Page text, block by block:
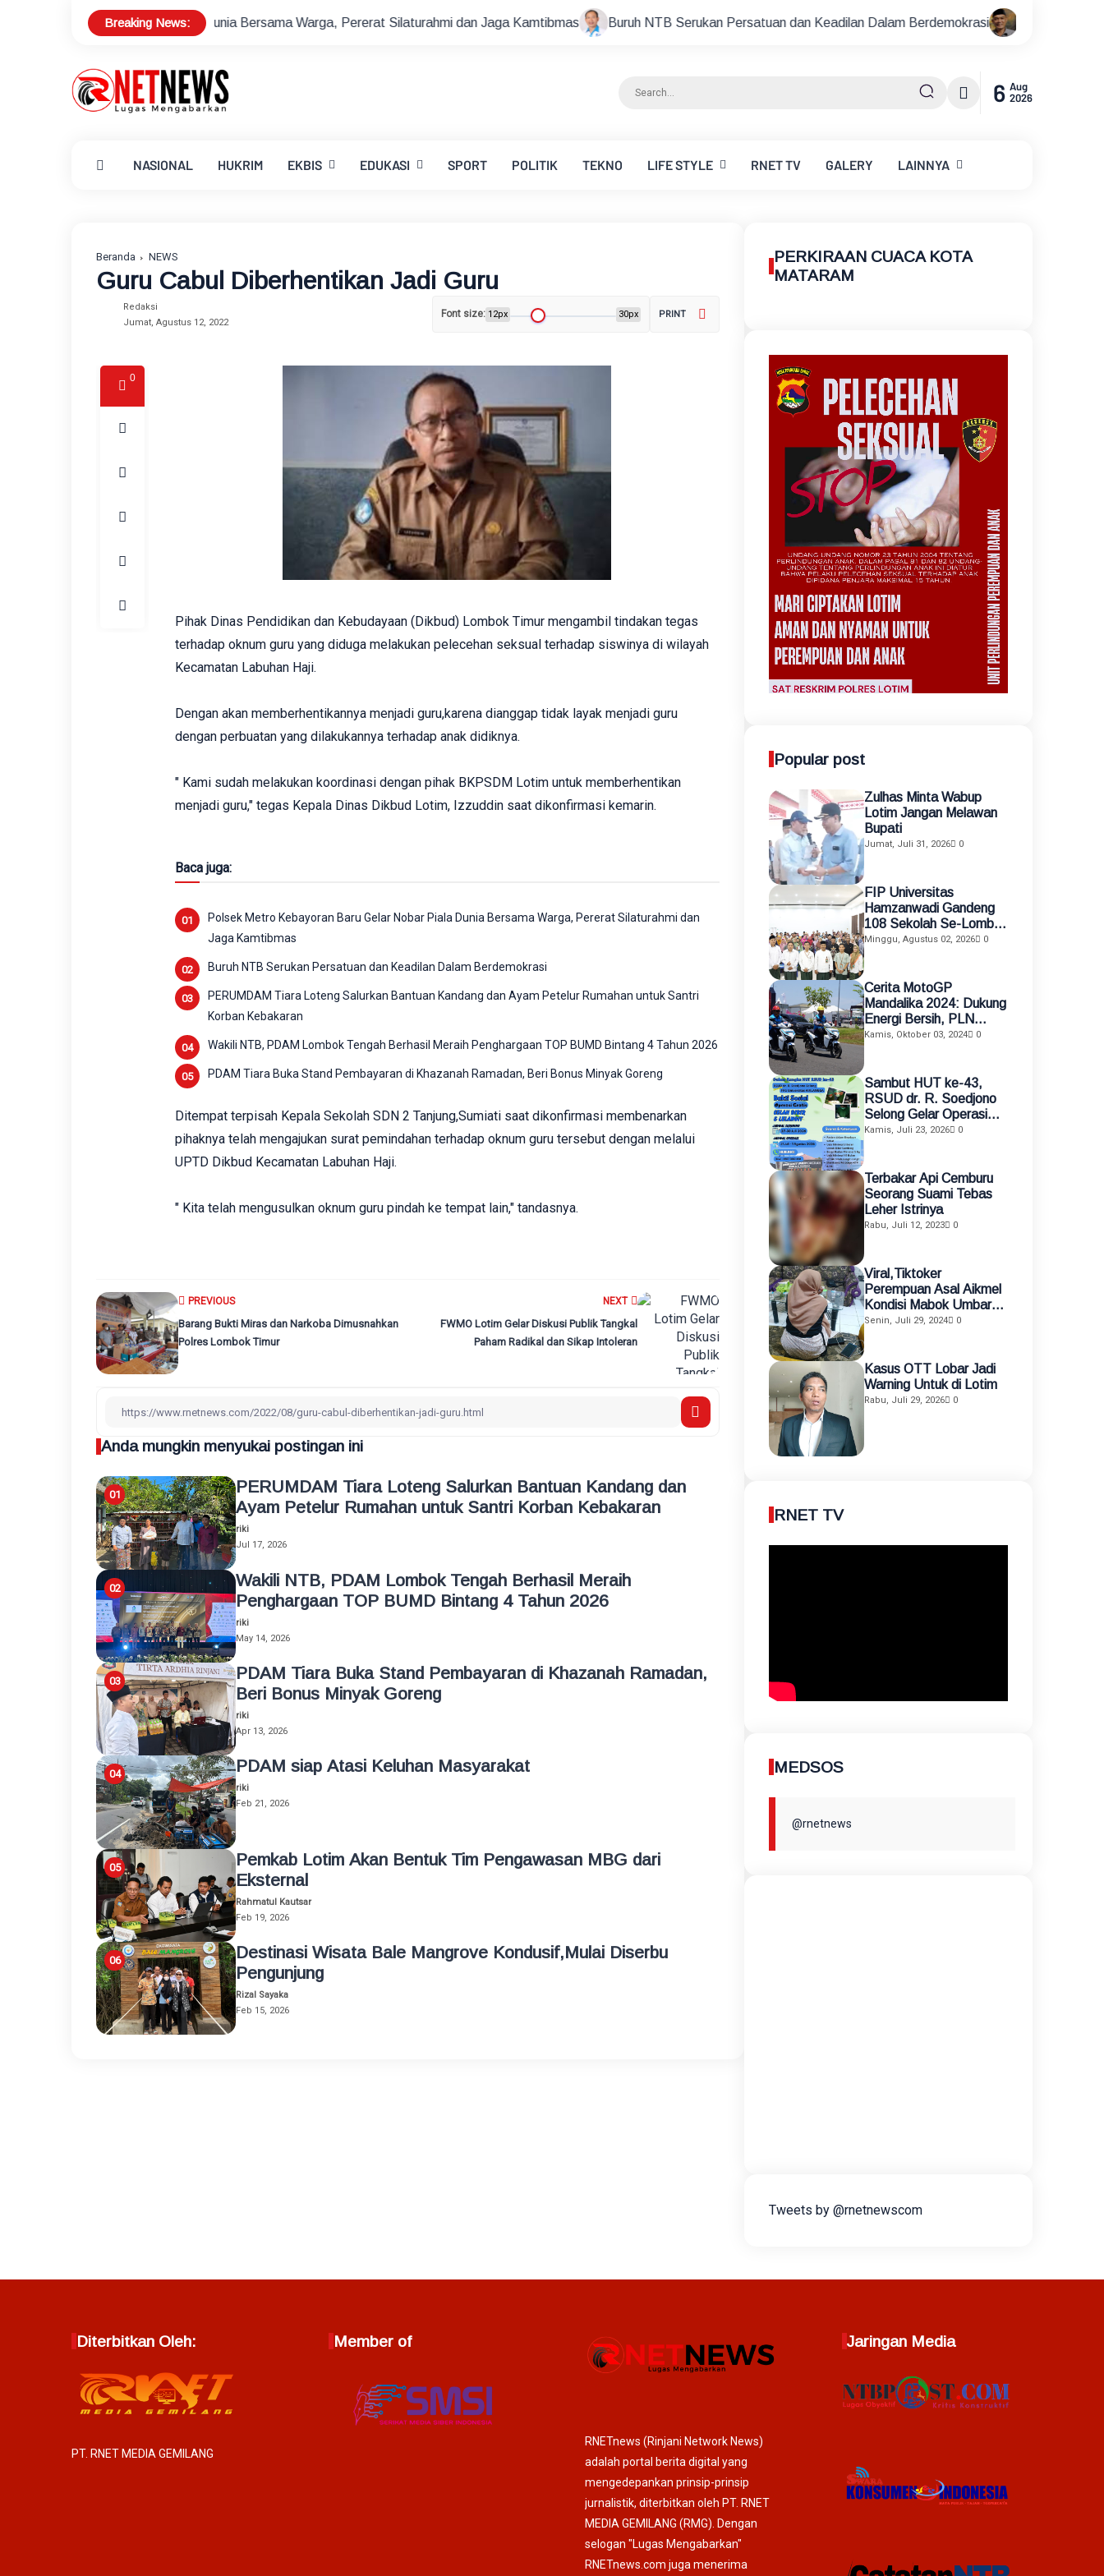
Breaking News:
Nobar Piala Dunia Bersama Warga, Pererat Silaturahmi dan Jaga Kamtibmas Buruh NTB Serukan Persatuan dan Keadilan Dalam Berdemokrasi Garda Satu NTB Serukan
6 Aug
2026
NASIONAL HUKRIM EKBIS EDUKASI SPORT POLITIK TEKNO LIFE STYLE RNETTV GALERY LAINNYA
Beranda NEWS
Guru Cabul‎ Diberhentikan Jadi Guru ‎
Redaksi
Jumat, Agustus 12, 2022
Font size: 12px 30px PRINT
0
Pihak Dinas Pendidikan dan Kebudayaan (Dikbud) Lombok Timur mengambil tindakan tegas
terhadap oknum guru yang diduga melakukan pelecehan seksual terhadap siswinya di wilayah
Kecamatan Labuhan Haji.
Dengan akan memberhentikannya menjadi guru,karena dianggap tidak layak menjadi guru
dengan perbuatan yang dilakukannya terhadap anak didiknya.
" Kami sudah melakukan koordinasi dengan pihak BKPSDM Lotim untuk memberhentikan
menjadi guru," tegas Kepala Dinas Dikbud Lotim, Izzuddin saat dikonfirmasi kemarin.
Baca juga:
Polsek Metro Kebayoran Baru Gelar Nobar Piala Dunia Bersama Warga, Pererat Silaturahmi dan
Jaga Kamtibmas
Buruh NTB Serukan Persatuan dan Keadilan Dalam Berdemokrasi
PERUMDAM Tiara Loteng Salurkan Bantuan Kandang dan Ayam Petelur Rumahan untuk Santri
Korban Kebakaran
Wakili NTB, PDAM Lombok Tengah Berhasil Meraih Penghargaan TOP BUMD Bintang 4 Tahun 2026
PDAM Tiara Buka Stand Pembayaran di Khazanah Ramadan, Beri Bonus Minyak Goreng
Ditempat terpisah Kepala Sekolah SDN 2 Tanjung,Sumiati saat dikonfirmasi membenarkan
pihaknya telah mengajukan surat pemindahan terhadap oknum guru tersebut dengan melalui
UPTD Dikbud Kecamatan Labuhan Haji.
" Kita telah mengusulkan oknum guru pindah ke tempat lain," tandasnya.‎
NEXT
FWMO Lotim Gelar Diskusi Publik Tangkal
Paham Radikal dan Sikap Intoleran
PREVIOUS
Barang Bukti Miras dan Narkoba Dimusnahkan
Polres Lombok Timur
Anda mungkin menyukai postingan ini
PERUMDAM Tiara Loteng Salurkan Bantuan Kandang dan
Ayam Petelur Rumahan untuk Santri Korban Kebakaran
riki
Jul 17, 2026
Wakili NTB, PDAM Lombok Tengah Berhasil Meraih
Penghargaan TOP BUMD Bintang 4 Tahun 2026
riki
May 14, 2026
PDAM Tiara Buka Stand Pembayaran di Khazanah Ramadan,
Beri Bonus Minyak Goreng
riki
Apr 13, 2026
PDAM siap Atasi Keluhan Masyarakat
riki
Feb 21, 2026
Pemkab Lotim Akan Bentuk Tim Pengawasan MBG dari
Eksternal
Rahmatul Kautsar
Feb 19, 2026
Destinasi Wisata Bale Mangrove Kondusif,Mulai Diserbu
Pengunjung
Rizal Sayaka
Feb 15, 2026
PERKIRAAN CUACA KOTA
MATARAM
Popular post
Zulhas Minta Wabup
Lotim Jangan Melawan
Bupati
Jumat, Juli 31, 2026 0
FIP Universitas
Hamzanwadi Gandeng
108 Sekolah Se-Lombok
Timur, Perkuat
Mengajar dan KKN
Terintegrasi
Minggu, Agustus 02, 2026 0
Cerita MotoGP
Mandalika 2024: Dukung
Energi Bersih, PLN
Gunakan Motor Listrik
Kamis, Oktober 03, 2024 0
Sambut HUT ke-43,
RSUD dr. R. Soedjono
Selong Gelar Operasi
Gratis Celah Bibir dan
Kamis, Juli 23, 2026 0
Terbakar Api Cemburu
Seorang Suami Tebas
Leher Istrinya
Rabu, Juli 12, 2023 0
Viral,Tiktoker
Perempuan Asal Aikmel
Kondisi Mabok Umbar
Aurat di Medsos
Senin, Juli 29, 2024 0
Kasus OTT Lobar Jadi
Warning Untuk di Lotim
Rabu, Juli 29, 2026 0
RNET TV
MEDSOS
@rnetnews
Tweets by @rnetnewscom
Diterbitkan Oleh:
PT. RNET MEDIA GEMILANG
Member of
RNETnews (Rinjani Network News)
adalah portal berita digital yang
mengedepankan prinsip-prinsip
jurnalistik, diterbitkan oleh PT. RNET
MEDIA GEMILANG (RMG). Dengan
selogan "Lugas Mengabarkan"
RNETnews.com juga menerima
Jaringan Media